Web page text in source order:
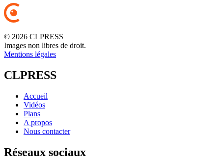
© 2026 CLPRESS
Images non libres de droit.
Mentions légales
CLPRESS
Accueil
Vidéos
Plans
A propos
Nous contacter
Réseaux sociaux